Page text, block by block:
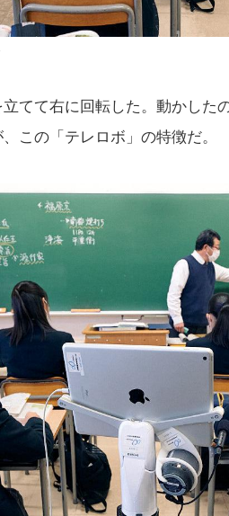
てて右に回転した。動かした
この「テレロボ」の特徴だ。